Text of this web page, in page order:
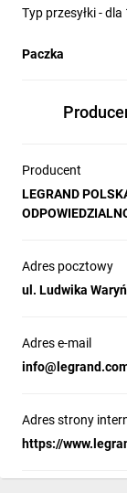
Typ przesyłki -
Paczka
Producent
LEGRAND
Adres pocztowy
ul. Ludwika
Adres e-mail
Adres strony
https://